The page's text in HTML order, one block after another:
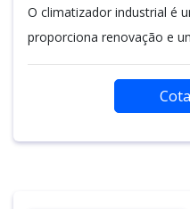
O climatizador industrial é
proporciona renovação e